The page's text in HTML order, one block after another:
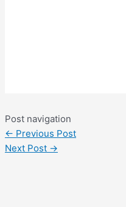
Post navigation
← Previous Post
Next Post →